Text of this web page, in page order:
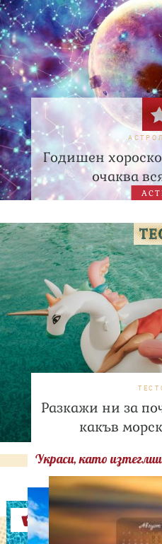
Годишен
очаква
Разкажи ни за
какъв
Украси, като
Оферти